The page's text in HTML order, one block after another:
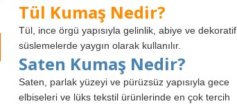
Tül Kumaş Nedir?
Tül, ince örgü yapısıyla gelinlik, abiye ve dekoratif
süslemelerde yaygın olarak kullanılır.
Saten Kumaş Nedir?
Saten, parlak yüzeyi ve pürüzsüz yapısıyla gece
elbiseleri ve lüks tekstil ürünlerinde en çok tercih